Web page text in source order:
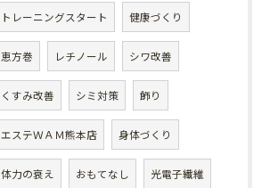
トレーニングスタート 健康づくり
恵方巻 レチノール シワ改善
くすみ改善 シミ対策 飾り
エステＷＡＭ熊本店 身体づくり
体力の衰え おもてなし 光電子繊維